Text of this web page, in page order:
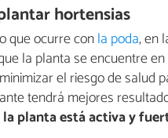
hortensias
que ocurre conla poda, en
la planta se encuentre
el riesgo de salud
tendrá mejores
planta está activa y